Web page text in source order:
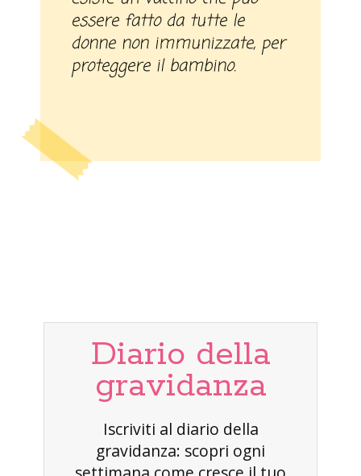
essere fatto da tutte le
donne non immunizzate, per
proteggere il bambino.
Diario della
gravidanza
Iscriviti al diario della
gravidanza: scopri ogni